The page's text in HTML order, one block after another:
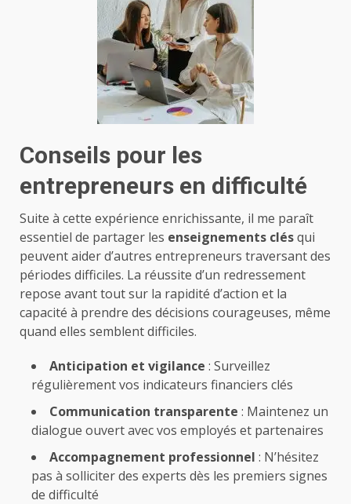
Conseils pour les
entrepreneurs en difficulté
Suite à cette expérience enrichissante, il me paraît
essentiel de partager les enseignements clésqui
peuvent aider d’autres entrepreneurs traversant des
périodes difficiles. La réussite d’un redressement
repose avant tout sur la rapidité d’action et la
capacité à prendre des décisions courageuses, même
quand elles semblent difficiles.
Anticipation et vigilance : Surveillez
régulièrement vos indicateurs financiers clés
Communication transparente : Maintenez un
dialogue ouvert avec vos employés et partenaires
Accompagnement professionnel : N’hésitez
pas à solliciter des experts dès les premiers signes
de difficulté